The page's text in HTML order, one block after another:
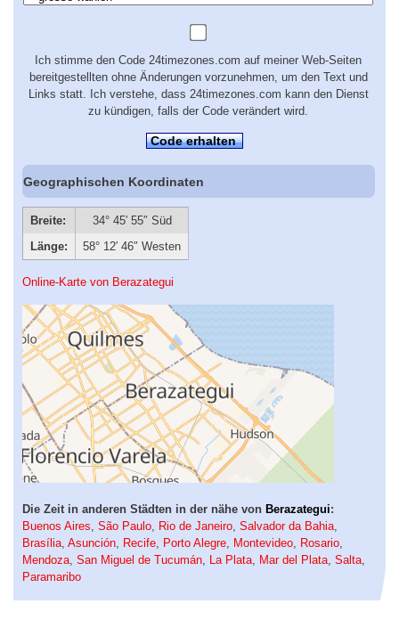
Ich stimme den Code 24timezones.com auf meiner Web-Seiten
bereitgestellten ohne Änderungen vorzunehmen, um den Text und
Links statt. Ich verstehe, dass 24timezones.com kann den Dienst
zu kündigen, falls der Code verändert wird.
Code erhalten
Geographischen Koordinaten
Breite:
34° 45′ 55″ Süd
Länge:
58° 12′ 46″ Westen
Online-Karte von Berazategui
Die Zeit in anderen Städten in der nähe von Berazategui:
Buenos Aires São Paulo Rio de Janeiro Salvador da Bahia
Brasília Asunción Recife Porto Alegre Montevideo Rosario
Mendoza San Miguel de Tucumán La Plata Mar del Plata Salta
Paramaribo